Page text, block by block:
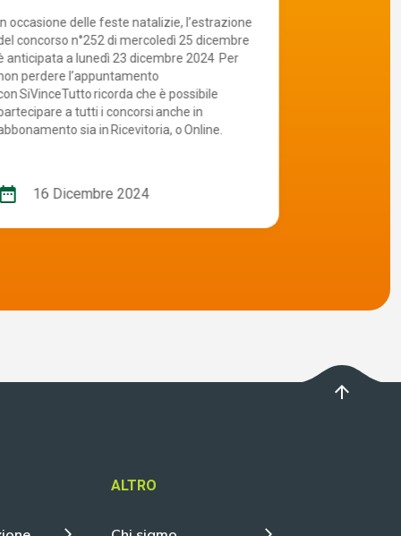
In occasione delle feste natalizie, l’estrazione
concorso n°252 di mercoledì 25 dicembre
a lunedì 23 dicembre 2024 ​Per
perdere l’appuntamento
SiVinceTutto ricorda che è possibile
a tutti i concorsi anche in
sia in Ricevitoria, o Online.
date_range 16 Dicembre 2024
arrow_upward
ALTRO